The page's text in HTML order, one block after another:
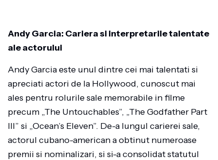
Andy Garcia: Cariera si interpretarile talentate
ale actorului
Andy Garcia este unul dintre cei mai talentati si
apreciati actori de la Hollywood, cunoscut mai
ales pentru rolurile sale memorabile in filme
precum „The Untouchables”, „The Godfather Part
III” si „Ocean’s Eleven”. De-a lungul carierei sale,
actorul cubano-american a obtinut numeroase
premii si nominalizari, si si-a consolidat statutul